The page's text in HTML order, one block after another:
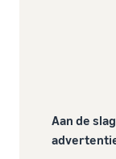
Aan de